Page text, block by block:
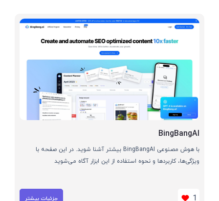
BingBangAI
با هوش مصنوعی BingBangAI بیشتر آشنا شوید. در این صفحه با
ویژگی‌ها، کاربردها و نحوه استفاده از این ابزار آگاه می‌شوید
1 جزئیات بیشتر